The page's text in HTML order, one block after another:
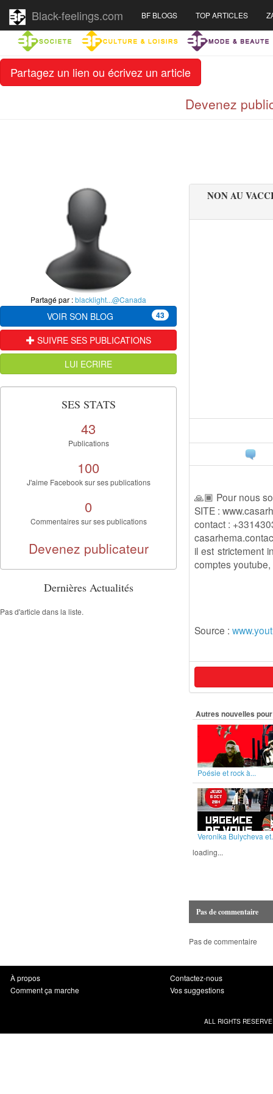
Partagez un lien ou écrivez un article
Black-feelings.com BF BLOGS TOP ARTICLES
Devenez
NON AU
🙏🏾 Pour nous
SITE :
contact :
il est strictement
comptes
Source :
Autres nouvelles
Poésie et rock à...
Veronika Bulycheva
loading...
Pas de commentaire
Pas de commentaire
Partagé par :blacklight...@Canada
VOIR SON BLOG 43
SUIVRE SES PUBLICATIONS
LUI ECRIRE
SES STATS
43
Publications
100
J'aime Facebook sur ses publications
0
Commentaires sur ses publications
Devenez publicateur
Dernières Actualités
Pas d'article dans la liste.
À propos
Comment ça marche
Contactez-nous
Vos suggestions
ALL RIGHTS